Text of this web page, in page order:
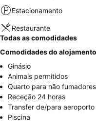
Estacionamento
Restaurante
Todas as comodidades
Comodidades do alojamento
Ginásio
Animais permitidos
Quarto para não fumadores
Receção 24 horas
Transfer de/para aeroporto
Piscina